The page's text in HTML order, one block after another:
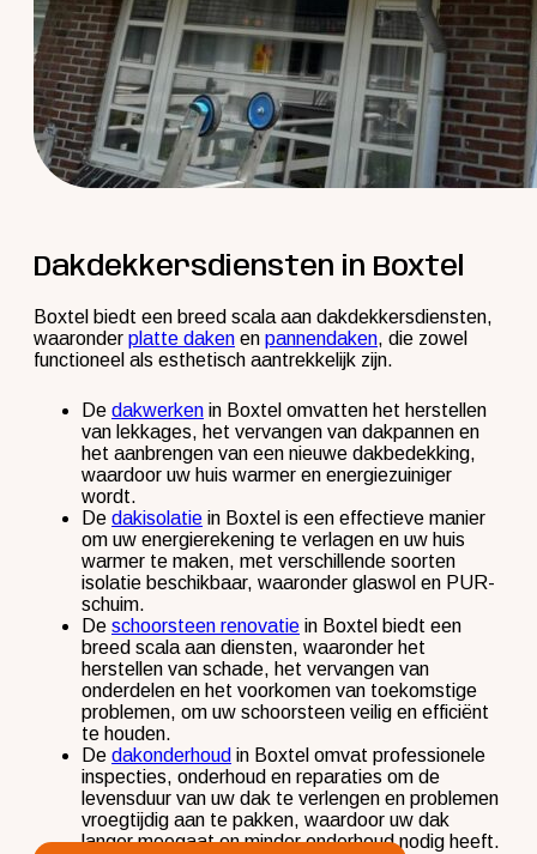
Dakdekkersdiensten in Boxtel
Boxtel biedt een breed scala aan dakdekkersdiensten,
waaronder platte daken en pannendaken, die zowel
functioneel als esthetisch aantrekkelijk zijn.
De dakwerken in Boxtel omvatten het herstellen
van lekkages, het vervangen van dakpannen en
het aanbrengen van een nieuwe dakbedekking,
waardoor uw huis warmer en energiezuiniger
wordt.
De dakisolatie in Boxtel is een effectieve manier
om uw energierekening te verlagen en uw huis
warmer te maken, met verschillende soorten
isolatie beschikbaar, waaronder glaswol en PUR-
schuim.
De schoorsteen renovatie in Boxtel biedt een
breed scala aan diensten, waaronder het
herstellen van schade, het vervangen van
onderdelen en het voorkomen van toekomstige
problemen, om uw schoorsteen veilig en efficiënt
te houden.
De dakonderhoud in Boxtel omvat professionele
inspecties, onderhoud en reparaties om de
levensduur van uw dak te verlengen en problemen
vroegtijdig aan te pakken, waardoor uw dak
langer meegaat en minder onderhoud nodig heeft.